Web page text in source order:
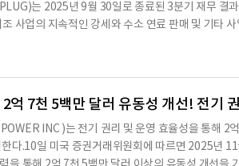
달러의 장기 부채를 보유하고 있으며, 이 중 1억
만 달러의 순손실을 기록하며, 누적 적자는 74
는 2025년 9월 30일로 종료된 3분기 재무 결
사업의 지속적인 강세와 수소 연료 판매 및 기타
달러로, 전년 대비 49% 개선되었고, 2025년 2분기
현금성 자산을 보유하고 있었다.분기 종료 후, 회사
뢰를 반영했다.현금 소모 감소와 총 가용 자본 접
있는 좋은 위치에 있다.프로젝트 퀀텀 리프의 지
과 관련된 약 226백만 달러의 비용을 기록했으며,
및 마진 성장을 우선시하고, 중기 시장에 대한 투자
억 7천 5백만 달러 유동성 개선! 전기
INC )는 전기 권리 및 운영 효율성을 통해 2
다.10일 미국 증권거래위원회에 따르면 2025년